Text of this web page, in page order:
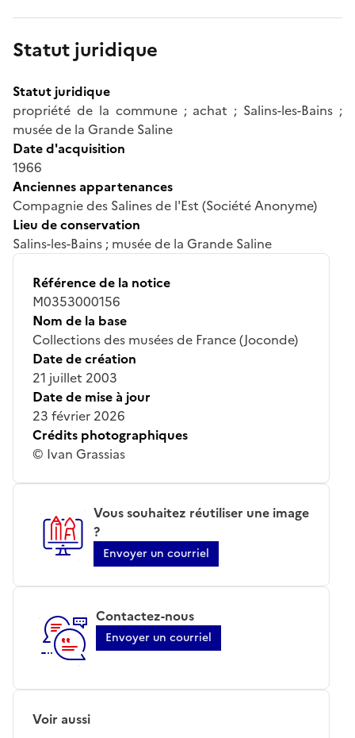
Statut juridique
Statut juridique
propriété de la commune ; achat ; Salins-les-Bains ;
musée de la Grande Saline
Date d'acquisition
1966
Anciennes appartenances
Compagnie des Salines de l'Est (Société Anonyme)
Lieu de conservation
Salins-les-Bains ; musée de la Grande Saline
Référence de la notice
M0353000156
Nom de la base
Collections des musées de France (Joconde)
Date de création
21 juillet 2003
Date de mise à jour
23 février 2026
Crédits photographiques
© Ivan Grassias
Vous souhaitez réutiliser une image
?
Envoyer un courriel
Contactez-nous
Envoyer un courriel
Voir aussi